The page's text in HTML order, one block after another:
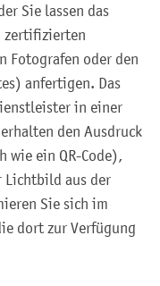
Sie lassen das
zertifizierten
Fotografen oder den
anfertigen. Das
in einer
den Ausdruck
wie ein QR-Code),
Lichtbild aus der
Sie sich im
dort zur Verfügung